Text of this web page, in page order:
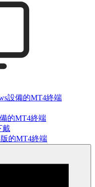
設備的MT4終端
的MT4終端
戴
的MT4終端